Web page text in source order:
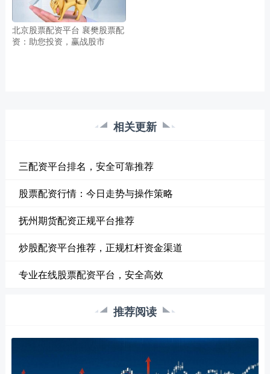
北京股票配资平台 襄樊股票配
资：助您投资，赢战股市
相关更新
三配资平台排名，安全可靠推荐
股票配资行情：今日走势与操作策略
抚州期货配资正规平台推荐
炒股配资平台推荐，正规杠杆资金渠道
专业在线股票配资平台，安全高效
推荐阅读